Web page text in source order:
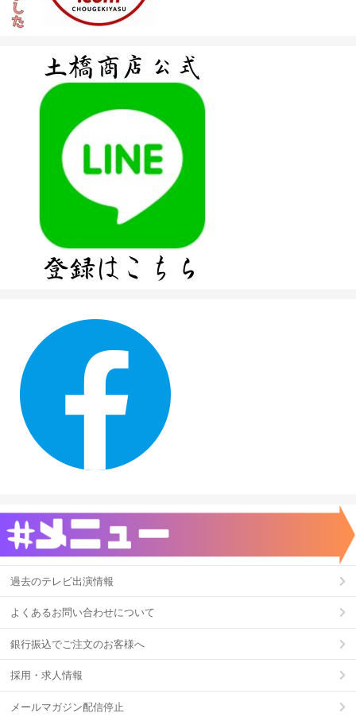
過去のテレビ出演情報
よくあるお問い合わせについて
銀行振込でご注文のお客様へ
採用・求人情報
メールマガジン配信停止